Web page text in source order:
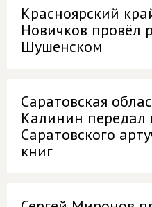
Красноярский
Новичков провёл
Шушенском
Саратовская
Калинин передал
Саратовского
книг